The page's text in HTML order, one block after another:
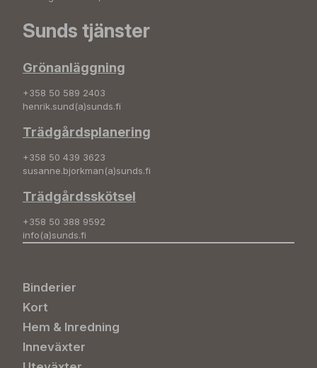
Sunds tjänster
Grönanläggning
+358 50 589 2403
henrik.sund(a)sunds.fi
Trädgårdsplanering
+358 50 439 3623
susanne.bjorkman(a)sunds.fi
Trädgårdsskötsel
+358 50 388 9592
info(a)sunds.fi
Binderier
Kort
Hem & Inredning
Inneväxter